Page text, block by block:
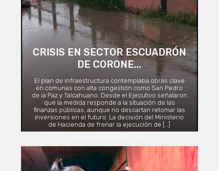
CRISIS EN SECTOR ESCUADRÓN
DE CORONE...
El plan de infraestructura contemplaba obras clave
en comunas con alta congestión como San Pedro
de la Paz y Talcahuano. Desde el Ejecutivo señalaron
que la medida responde a la situación de las
finanzas públicas, aunque no descartan retomar las
inversiones en el futuro. La decisión del Ministerio
de Hacienda de frenar la ejecución de […]